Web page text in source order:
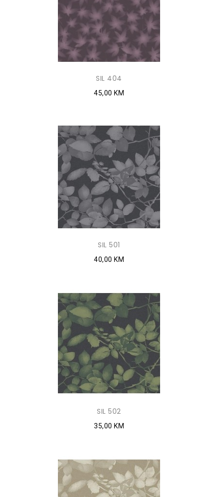
SIL 404
45,00 KM
SIL 501
40,00 KM
SIL 502
35,00 KM